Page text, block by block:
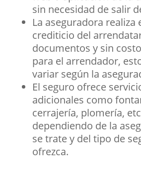
sin necesidad de salir
La aseguradora realiza
crediticio del
documentos y sin
para el arrendador,
variar según la
El seguro ofrece
adicionales como
cerrajería, plomería,
dependiendo de la
se trate y del tipo de
ofrezca.